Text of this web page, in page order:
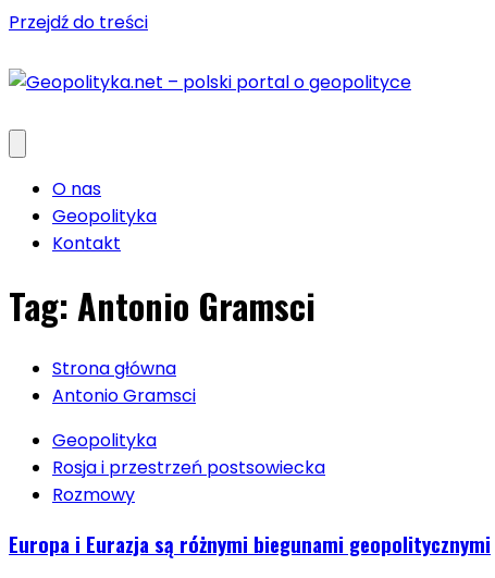
Przejdź do treści
O nas
Geopolityka
Kontakt
Tag:Antonio Gramsci
Strona główna
Antonio Gramsci
Geopolityka
Rosja i przestrzeń postsowiecka
Rozmowy
Europa i Eurazja są różnymi biegunami geopolitycznymi